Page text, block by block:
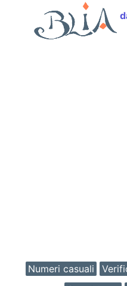
Numeri casuali